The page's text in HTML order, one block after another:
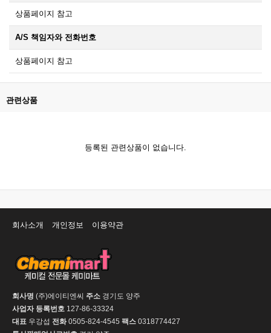
상품페이지 참고
A/S 책임자와 전화번호
상품페이지 참고
관련상품
등록된 관련상품이 없습니다.
회사소개 개인정보 이용약관
회사명 (주)에이티엔씨 주소 경기도 양주
사업자 등록번호 127-86-33324
대표 우강섭 전화0505-824-4545 팩스 0318774427